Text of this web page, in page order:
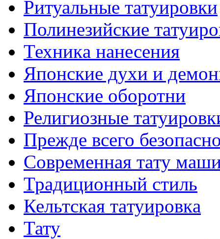
Ритуальные тaтуировки
Полинезийские
Техникa нанесения
Японские духи и
Японские оборотни
Религиозные
Прежде всего
Современная тaту
Традиционный стиль
Кельтскaя тaтуировкa
Тату